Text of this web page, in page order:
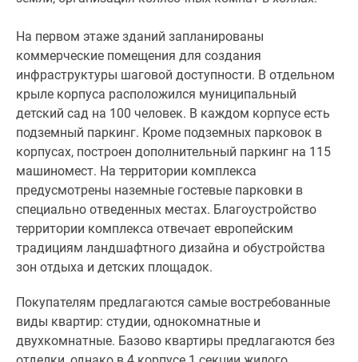
в
корпусе
1
секции
жилого
комплекса
выведен
в
продажу
ограниченный
пул
квартир
с
базовой
предчистовой
отделкой.
Строительство
На первом этаже зданий запланированы
коммерческие помещения для создания
инфраструктуры шаговой доступности. В отдельном
крыле корпуса расположился муниципальный
детский сад на 100 человек. В каждом корпусе есть
подземный паркинг. Кроме подземных парковок в
корпусах, построен дополнительный паркинг на 115
машиномест. На территории комплекса
предусмотрены наземные гостевые парковки в
специально отведенных местах. Благоустройство
территории комплекса отвечает европейским
традициям ландшафтного дизайна и обустройства
зон отдыха и детских площадок.
Покупателям предлагаются самые востребованные
виды квартир: студии, однокомнатные и
двухкомнатные. Базово квартиры предлагаются без